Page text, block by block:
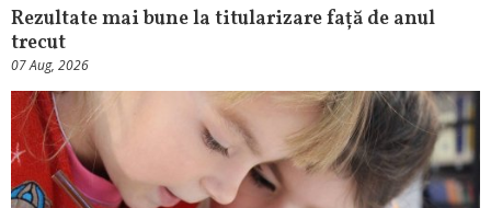
Rezultate mai bune la titularizare față de anul
trecut
07 Aug, 2026